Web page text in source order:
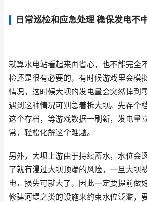
日常巡检和应急处理 稳保发电不
就算水电站看起来再省心，也不能完全
检还是很有必要的。有时候游戏里会模
情况，这时候大坝的发电量会突然掉到
遇到这种情况可别急着拆大坝。先存个
这个存档，等游戏数据一刷新，发电量
常，轻松化解这个难题。
另外，大坝上游由于持续蓄水，水位会
了就有漫过大坝顶端的风险，一旦大坝
电，损失可就大了。因此一定要提前做
修建河堤之类的设施来约束水位泛滥，